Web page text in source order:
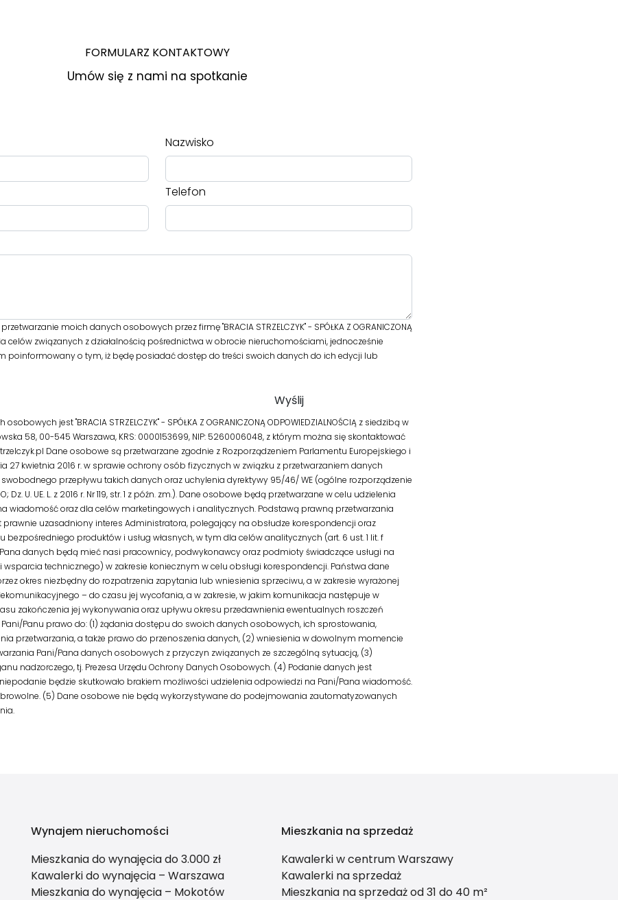
FORMULARZ KONTAKTOWY
Umów się z nami na spotkanie
Nazwisko
Telefon
moich danych osobowych przez firmę "BRACIA STRZELCZYK" - SPÓŁKA Z OGRANICZONĄ
dla celów związanych z działalnością pośrednictwa w obrocie nieruchomościami, jednocześnie
poinformowany o tym, iż będę posiadać dostęp do treści swoich danych do ich edycji lub
jest "BRACIA STRZELCZYK" - SPÓŁKA Z OGRANICZONĄ ODPOWIEDZIALNOŚCIĄ z siedzibą w
58, 00-545 Warszawa, KRS: 0000153699, NIP: 5260006048, z którym można się skontaktować
Dane osobowe są przetwarzane zgodnie z Rozporządzeniem Parlamentu Europejskiego i
27 kwietnia 2016 r. w sprawie ochrony osób fizycznych w związku z przetwarzaniem danych
przepływu takich danych oraz uchylenia dyrektywy 95/46/ WE (ogólne rozporządzenie
Dz. U. UE. L. z 2016 r. Nr 119, str. 1 z późn. zm.). Dane osobowe będą przetwarzane w celu udzielenia
wiadomość oraz dla celów marketingowych i analitycznych. Podstawą prawną przetwarzania
uzasadniony interes Administratora, polegający na obsłudze korespondencji oraz
bezpośredniego produktów i usług własnych, w tym dla celów analitycznych (art. 6 ust. 1 lit. f
Pana danych będą mieć nasi pracownicy, podwykonawcy oraz podmioty świadczące usługi na
i wsparcia technicznego) w zakresie koniecznym w celu obsługi korespondencji. Państwa dane
okres niezbędny do rozpatrzenia zapytania lub wniesienia sprzeciwu, a w zakresie wyrażonej
– do czasu jej wycofania, a w zakresie, w jakim komunikacja następuje w
zakończenia jej wykonywania oraz upływu okresu przedawnienia ewentualnych roszczeń
Pani/Panu prawo do: (1) żądania dostępu do swoich danych osobowych, ich sprostowania,
przetwarzania, a także prawo do przenoszenia danych, (2) wniesienia w dowolnym momencie
Pani/Pana danych osobowych z przyczyn związanych ze szczególną sytuacją, (3)
nadzorczego, tj. Prezesa Urzędu Ochrony Danych Osobowych. (4) Podanie danych jest
będzie skutkowało brakiem możliwości udzielenia odpowiedzi na Pani/Pana wiadomość.
(5) Dane osobowe nie będą wykorzystywane do podejmowania zautomatyzowanych
Wynajem nieruchomości
Mieszkania do wynajęcia do 3.000 zł
Kawalerki do wynajęcia – Warszawa
Mieszkania do wynajęcia – Mokotów
Mieszkania na sprzedaż
Kawalerki w centrum Warszawy
Kawalerki na sprzedaż
Mieszkania na sprzedaż od 31 do 40 m²